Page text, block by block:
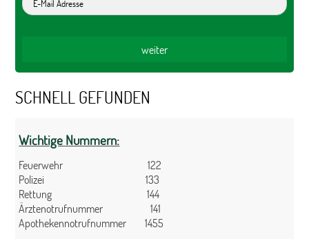
SCHNELL GEFUNDEN
Wichtige Nummern:
Feuerwehr 122
Polizei 133
Rettung 144
Ärztenotrufnummer 141
Apothekennotrufnummer 1455